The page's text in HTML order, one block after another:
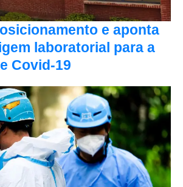
e aponta
laboratorial para a
Covid-19